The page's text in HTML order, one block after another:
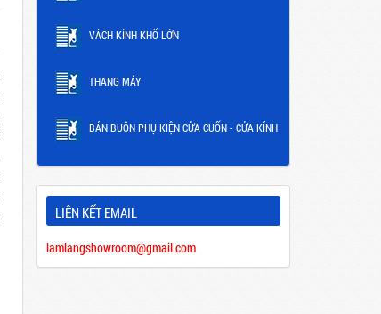
VÁCH KÍNH KHỔ LỚN
THANG MÁY
BÁN BUÔN PHỤ KIỆN CỬA CUỐN - CỬA KÍNH
LIÊN KẾT EMAIL
lamlangshowroom@gmail.com